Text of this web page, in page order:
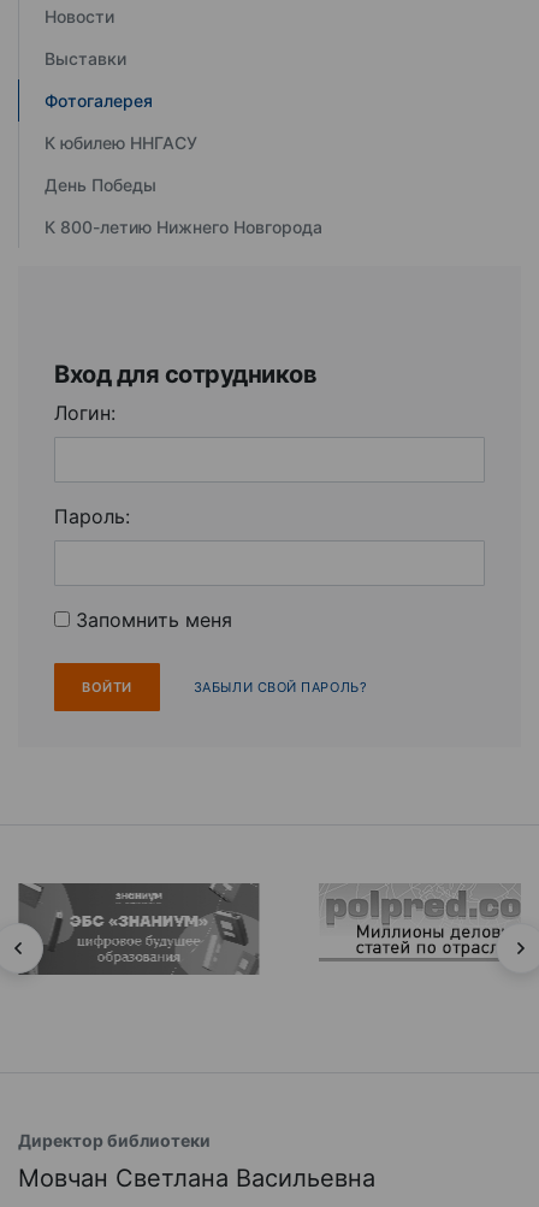
Новости
Выставки
Фотогалерея
К юбилею ННГАСУ
День Победы
К 800-летию Нижнего Новгорода
Вход для сотрудников
Логин:
Пароль:
Запомнить меня
ЗАБЫЛИ СВОЙ ПАРОЛЬ?
Директор библиотеки
Мовчан Светлана Васильевна